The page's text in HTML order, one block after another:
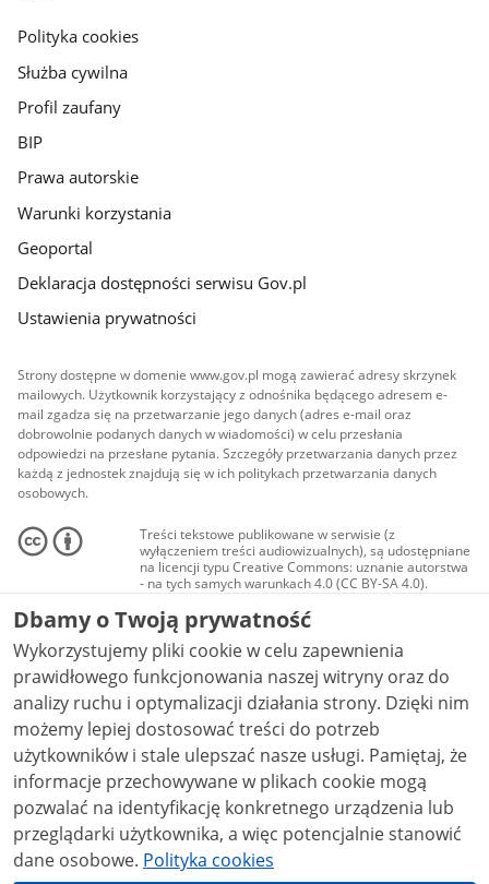
gov.pl
Polityka cookies
Służba cywilna
Profil zaufany
BIP
Prawa autorskie
Warunki korzystania
Geoportal
Deklaracja dostępności serwisu Gov.pl
Ustawienia prywatności
Strony dostępne w domenie www.gov.pl mogą zawierać adresy skrzynek
mailowych. Użytkownik korzystający z odnośnika będącego adresem e-
mail zgadza się na przetwarzanie jego danych (adres e-mail oraz
dobrowolnie podanych danych w wiadomości) w celu przesłania
odpowiedzi na przesłane pytania. Szczegóły przetwarzania danych przez
każdą z jednostek znajdują się w ich politykach przetwarzania danych
osobowych.
Treści tekstowe publikowane w serwisie (z
wyłączeniem treści audiowizualnych), są udostępniane
na licencji typu Creative Commons: uznanie autorstwa
- na tych samych warunkach 4.0 (CC BY-SA 4.0).
Materiały audiowizualne, w tym zdjęcia, materiały
audio i wideo, są udostępniane na licencji typu
Creative Commons: uznanie autorstwa użycie
niekomercyjne - bez utworów zależnych 4.0 (CC BY-
NC-ND 4.0), o ile nie jest to stwierdzone inaczej.
Dbamy o Twoją prywatność
Wykorzystujemy pliki cookie w celu zapewnienia
prawidłowego funkcjonowania naszej witryny oraz do
analizy ruchu i optymalizacji działania strony. Dzięki nim
możemy lepiej dostosować treści do potrzeb
użytkowników i stale ulepszać nasze usługi. Pamiętaj, że
informacje przechowywane w plikach cookie mogą
pozwalać na identyfikację konkretnego urządzenia lub
przeglądarki użytkownika, a więc potencjalnie stanowić
dane osobowe. Polityka cookies